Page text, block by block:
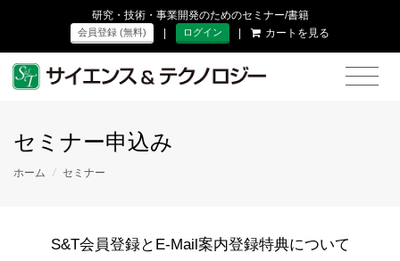
研究・技術・事業開発のためのセミナー/書籍
会員登録 (無料) | ログイン | カートを見る
セミナー申込み
ホーム / セミナー
S&T会員登録とE-Mail案内登録特典について